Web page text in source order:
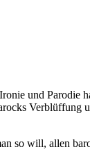
und Parodie
Verblüffung
so will, allen